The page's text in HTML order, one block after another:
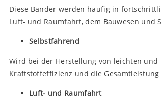
Diese Bänder werden häufig in
Luft- und Raumfahrt, dem Bauwesen
Selbstfahrend
Wird bei der Herstellung von leichten
Kraftstoffeffizienz und die Gesamtleistung
Luft- und Raumfahrt